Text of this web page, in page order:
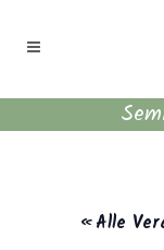
« Alle